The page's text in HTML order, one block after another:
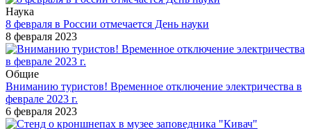
Наука
8 февраля в России отмечается День науки
8 февраля 2023
Общие
Вниманию туристов! Временное отключение электричества в
феврале 2023 г.
6 февраля 2023